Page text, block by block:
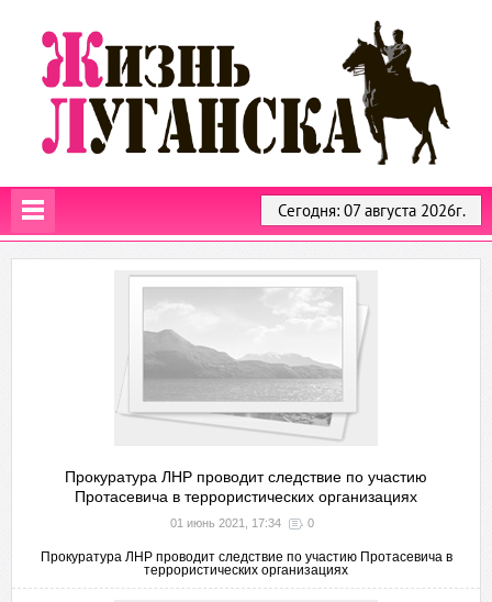
Сегодня: 07 августа 2026г.
Прокуратура ЛНР проводит следствие по участию
Протасевича в террористических организациях
01 июнь 2021, 17:34 0
Прокуратура ЛНР проводит следствие по участию Протасевича в
террористических организациях